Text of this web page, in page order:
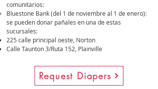
comunitarios:
Bluestone Bank (del 1 de noviembre al 1 de enero):
se pueden donar pañales en una de estas
sucursales:
225 calle principal oeste, Norton
Calle Taunton 3/Ruta 152, Plainville
Request Diapers